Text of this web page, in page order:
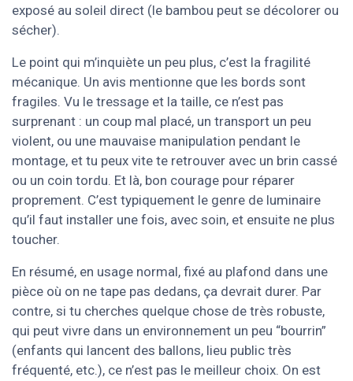
exposé au soleil direct (le bambou peut se décolorer ou
sécher).
Le point qui m’inquiète un peu plus, c’est la fragilité
mécanique. Un avis mentionne que les bords sont
fragiles. Vu le tressage et la taille, ce n’est pas
surprenant : un coup mal placé, un transport un peu
violent, ou une mauvaise manipulation pendant le
montage, et tu peux vite te retrouver avec un brin cassé
ou un coin tordu. Et là, bon courage pour réparer
proprement. C’est typiquement le genre de luminaire
qu’il faut installer une fois, avec soin, et ensuite ne plus
toucher.
En résumé, en usage normal, fixé au plafond dans une
pièce où on ne tape pas dedans, ça devrait durer. Par
contre, si tu cherches quelque chose de très robuste,
qui peut vivre dans un environnement un peu “bourrin”
(enfants qui lancent des ballons, lieu public très
fréquenté, etc.), ce n’est pas le meilleur choix. On est